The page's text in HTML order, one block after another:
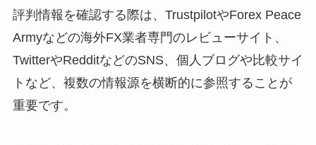
評判情報を確認する際は、TrustpilotやForex Peace
Armyなどの海外FX業者専門のレビューサイト、
TwitterやRedditなどのSNS、個人ブログや比較サイ
トなど、複数の情報源を横断的に参照することが
重要です。